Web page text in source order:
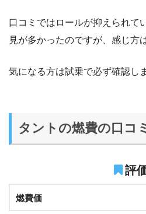
口コミではロールが抑えられて
見が多かったのですが、感じ方
気になる方は試乗で必ず確認し
タントの燃費の口コ
評
燃費価